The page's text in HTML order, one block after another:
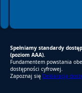
Spełniamy standardy
(poziom AAA).
Fundamentem powstania
dostępności cyfrowej.
Zapoznaj się Deklaracją